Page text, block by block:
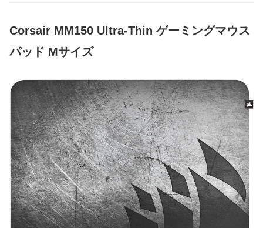
Corsair MM150 Ultra-Thin ゲーミングマウス
パッド Mサイズ